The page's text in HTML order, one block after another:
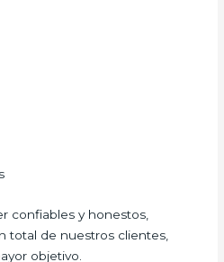
confiables y honestos,
total de nuestros clientes,
objetivo.